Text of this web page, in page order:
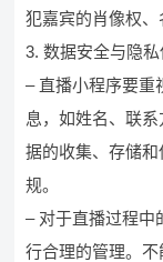
犯嘉宾的肖像权、
3. 数据安全与隐私
– 直播小程序要重
息，如姓名、联
据的收集、存储
规。
– 对于直播过程中
行合理的管理。